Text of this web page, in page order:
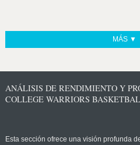
MÁS ▼
ANÁLISIS DE RENDIMIENTO Y
COLLEGE WARRIORS
Esta sección ofrece una visión profunda